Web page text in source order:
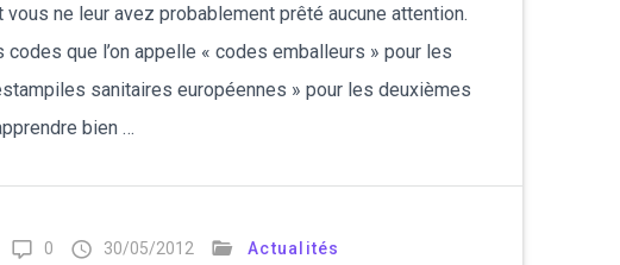
vous ne leur avez probablement prêté aucune attention.
codes que l’on appelle « codes emballeurs » pour les
sanitaires européennes » pour les deuxièmes
bien …
0 30/05/2012 Actualités